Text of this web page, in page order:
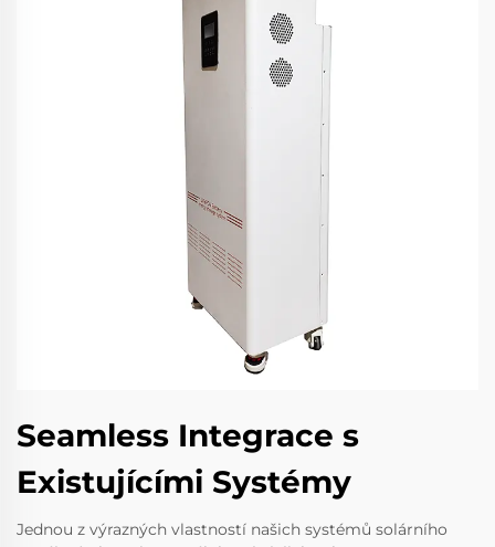
Seamless Integrace s
Existujícími Systémy
Jednou z výrazných vlastností našich systémů solárního